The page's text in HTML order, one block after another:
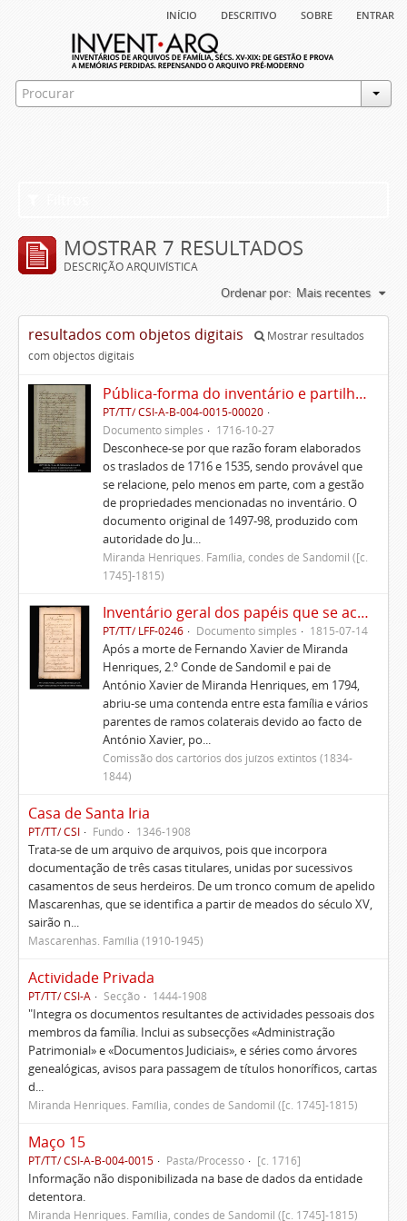
início descritivo sobre entrar
MOSTRAR 7 RESULTADOS
DESCRIÇÃO ARQUIVÍSTICA
Ordenar por: Mais recentes
resultados com objetos digitais
Mostrar resultados
com objectos digitais
Pública-forma do inventário e partilhas dos bens de Vasco Queimado
PT/TT/ CSI-A-B-004-0015-00020
Documento simples
1716-10-27
Desconhece-se por que razão foram elaborados
os traslados de 1716 e 1535, sendo provável que
se relacione, pelo menos em parte, com a gestão
de propriedades mencionadas no inventário. O
documento original de 1497-98, produzido com
autoridade do Ju...
Miranda Henriques. Família, condes de Sandomil ([c.
1745]-1815)
Inventário geral dos papéis que se acharam por falecimento do Principal D. António Xavier de Miranda Henriques
PT/TT/ LFF-0246 Documento simples 1815-07-14
Após a morte de Fernando Xavier de Miranda
Henriques, 2.º Conde de Sandomil e pai de
António Xavier de Miranda Henriques, em 1794,
abriu-se uma contenda entre esta família e vários
parentes de ramos colaterais devido ao facto de
António Xavier, po...
Comissão dos cartórios dos juízos extintos (1834-
1844)
Casa de Santa Iria
PT/TT/ CSI Fundo 1346-1908
Trata-se de um arquivo de arquivos, pois que incorpora
documentação de três casas titulares, unidas por sucessivos
casamentos de seus herdeiros. De um tronco comum de apelido
Mascarenhas, que se identifica a partir de meados do século XV,
sairão n...
Mascarenhas. Família (1910-1945)
Actividade Privada
PT/TT/ CSI-A Secção 1444-1908
"Integra os documentos resultantes de actividades pessoais dos
membros da família. Inclui as subsecções «Administração
Patrimonial» e «Documentos Judiciais», e séries como árvores
genealógicas, avisos para passagem de títulos honoríficos, cartas
d...
Miranda Henriques. Família, condes de Sandomil ([c. 1745]-1815)
Maço 15
PT/TT/ CSI-A-B-004-0015 Pasta/Processo [c. 1716]
Informação não disponibilizada na base de dados da entidade
detentora.
Miranda Henriques. Família, condes de Sandomil ([c. 1745]-1815)